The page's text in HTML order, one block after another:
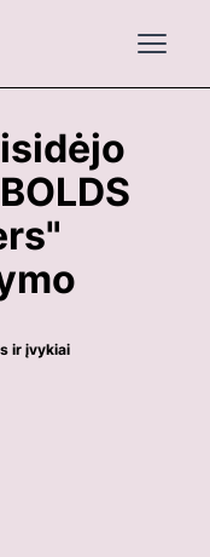
Open
ir įvykiai